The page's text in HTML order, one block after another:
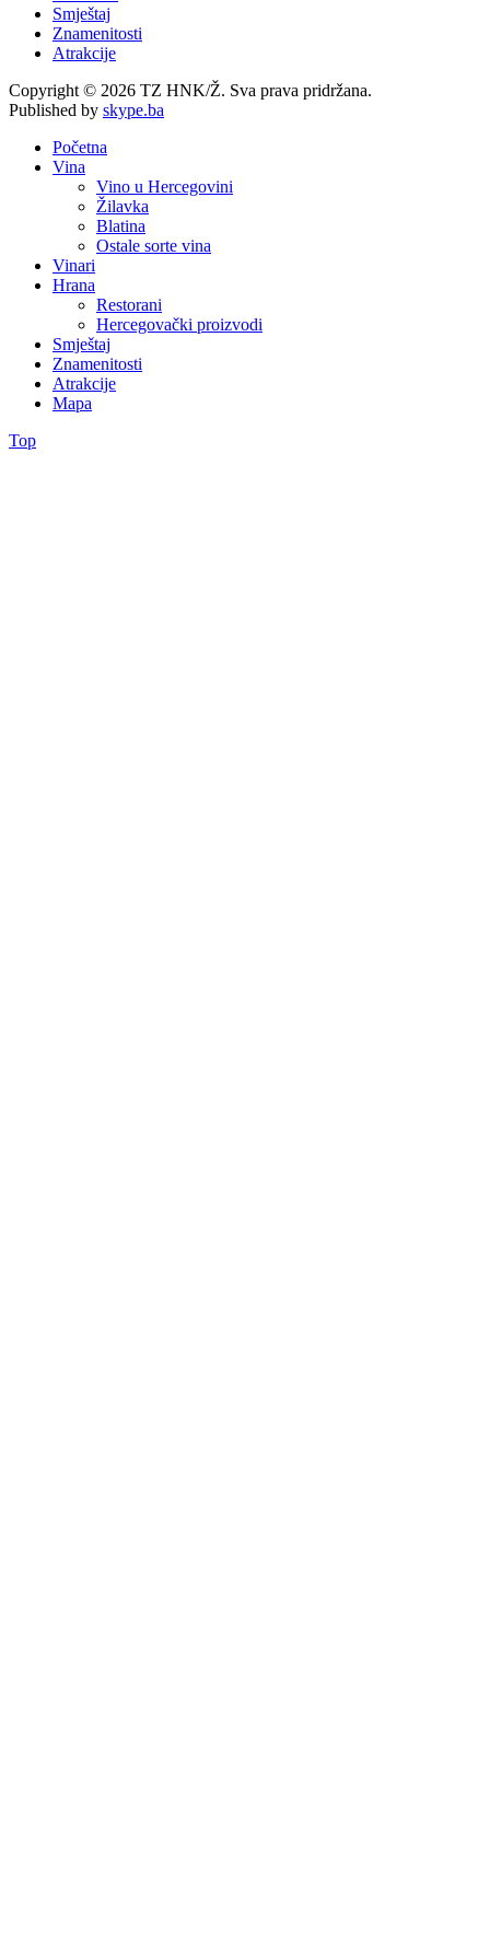
Smještaj
Znamenitosti
Atrakcije
Copyright © 2026 TZ HNK/Ž. Sva prava pridržana.
Published by skype.ba
Početna
Vina
Vino u Hercegovini
Žilavka
Blatina
Ostale sorte vina
Vinari
Hrana
Restorani
Hercegovački proizvodi
Smještaj
Znamenitosti
Atrakcije
Mapa
Top